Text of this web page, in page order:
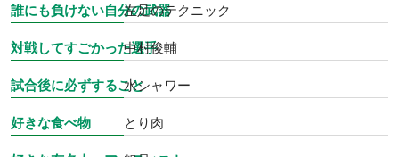
誰にも負けない自分の武器左足のテクニック
対戦してすごかった選手
中村俊輔
試合後に必ずすること水シャワー
好きな食べ物
とり肉